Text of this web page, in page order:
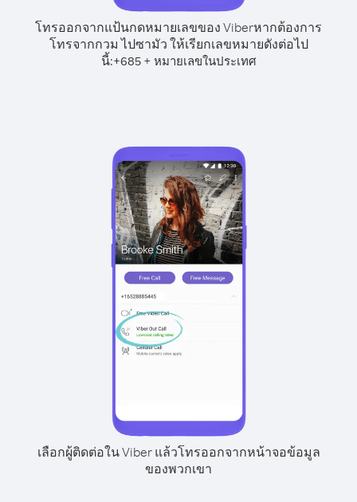
โทรออกจากแป้นกดหมายเลขของ Viberหากต้องการ
โทรจากกวม ไปซามัว ให้เรียกเลขหมายดังต่อไป
นี้:+685+ หมายเลขในประเทศ
เลือกผู้ติดต่อใน Viber แล้วโทรออกจากหน้าจอข้อมูล
ของพวกเขา